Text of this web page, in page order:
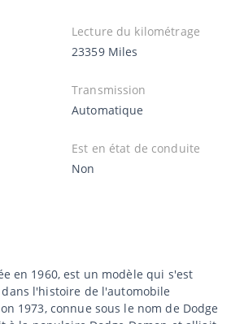
Lecture du kilométrage
23359 Miles
Transmission
Automatique
Est en état de conduite
Non
en 1960, est un modèle qui s'est
l'histoire de l'automobile
1973, connue sous le nom de Dodge